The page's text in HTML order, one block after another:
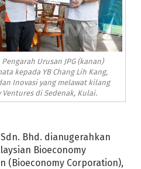
Urusan JPG (kanan)
kepada YB Chang Lih Kang,
Inovasi yang melawat kilang
Ventures di Sedenak, Kulai.
Bhd. dianugerahkan
Bioeconomy
(Bioeconomy Corporation),